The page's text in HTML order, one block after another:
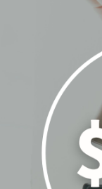
小巧俐落真皮
加入購物